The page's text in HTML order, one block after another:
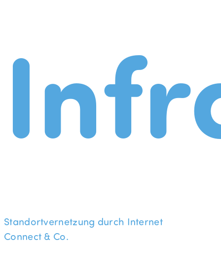
Standortvernetzung durch Internet
Connect & Co.